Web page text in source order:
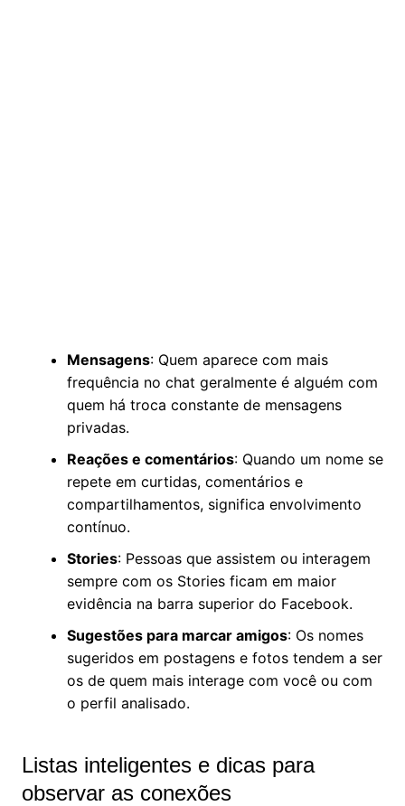
Mensagens: Quem aparece com mais
frequência no chat geralmente é alguém com
quem há troca constante de mensagens
privadas.
Reações e comentários: Quando um nome se
repete em curtidas, comentários e
compartilhamentos, significa envolvimento
contínuo.
Stories: Pessoas que assistem ou interagem
sempre com os Stories ficam em maior
evidência na barra superior do Facebook.
Sugestões para marcar amigos: Os nomes
sugeridos em postagens e fotos tendem a ser
os de quem mais interage com você ou com
o perfil analisado.
Listas inteligentes e dicas para
observar as conexões